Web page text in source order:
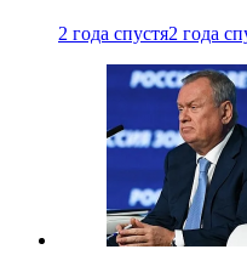
2 года спустя2 года